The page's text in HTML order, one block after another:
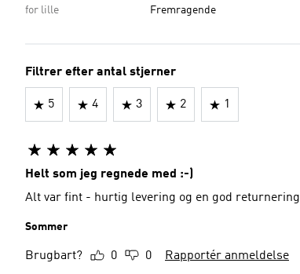
for lille Fremragende
Filtrer efter antal stjerner
5 4 3 2 1
Helt som jeg regnede med :-)
Alt var fint - hurtig levering og en god returnering
Sommer
Brugbart? 0 0 Rapportér anmeldelse